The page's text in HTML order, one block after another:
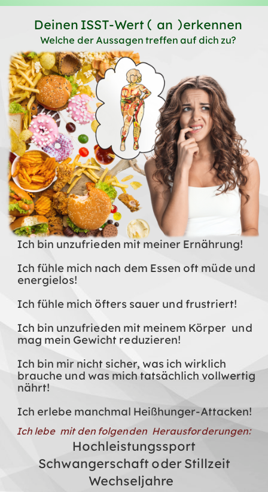
Deinen ISST-Wert (an)erkennen
Welche der Aussagen treffen auf dich zu?
Ich bin unzufrieden mit meiner Ernährung!
Ich fühle mich nach dem Essen oft müde und
energielos!
Ich fühle mich öfters sauer und frustriert!
Ich bin unzufrieden mit meinem Körper und
mag mein Gewicht reduzieren!
Ich bin mir nicht sicher, was ich wirklich
brauche und was mich tatsächlich vollwertig
nährt!
Ich erlebe manchmal Heißhunger-Attacken!
Ich lebe mit den folgenden Herausforderungen:
Hochleistungssport
Schwangerschaft oder Stillzeit
Wechseljahre